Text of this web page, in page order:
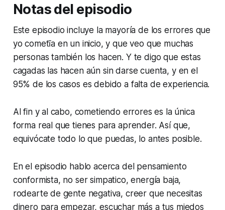
Notas del episodio
Este episodio incluye la mayoría de los errores que
yo cometīa en un inicio, y que veo que muchas
personas también los hacen. Y te digo que estas
cagadas las hacen aún sin darse cuenta, y en el
95% de los casos es debido a falta de experiencia.
Al fin y al cabo, cometiendo errores es la única
forma real que tienes para aprender. Así que,
equivócate todo lo que puedas, lo antes posible.
En el episodio hablo acerca del pensamiento
conformista, no ser simpatico, energía baja,
rodearte de gente negativa, creer que necesitas
dinero para empezar, escuchar más a tus miedos